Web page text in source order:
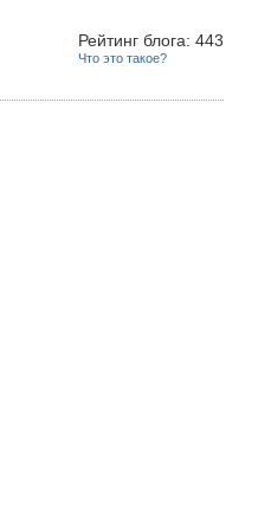
Рейтинг блога: 443
Что это такое?